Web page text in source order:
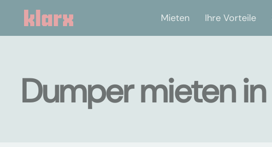
Mieten Ihre Vorteile
Dumper mieten